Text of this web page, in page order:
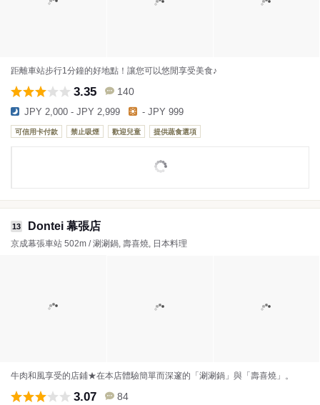
距離車站步行1分鐘的好地點！讓您可以悠閒享受美食♪
3.35 140
JPY 2,000 - JPY 2,999 - JPY 999
可信用卡付款 禁止吸煙 歡迎兒童 提供蔬食選項
13 Dontei 幕張店
京成幕張車站 502m / 涮涮鍋, 壽喜燒, 日本料理
牛肉和風享受的店鋪★在本店體驗簡單而深邃的「涮涮鍋」與「壽喜燒」。
3.07 84